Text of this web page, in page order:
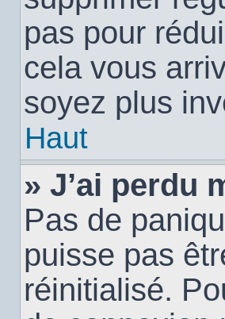
pas pour
cela vous
soyez plus
Haut
» J’ai perdu
Pas de
puisse pas
réinitialisé.